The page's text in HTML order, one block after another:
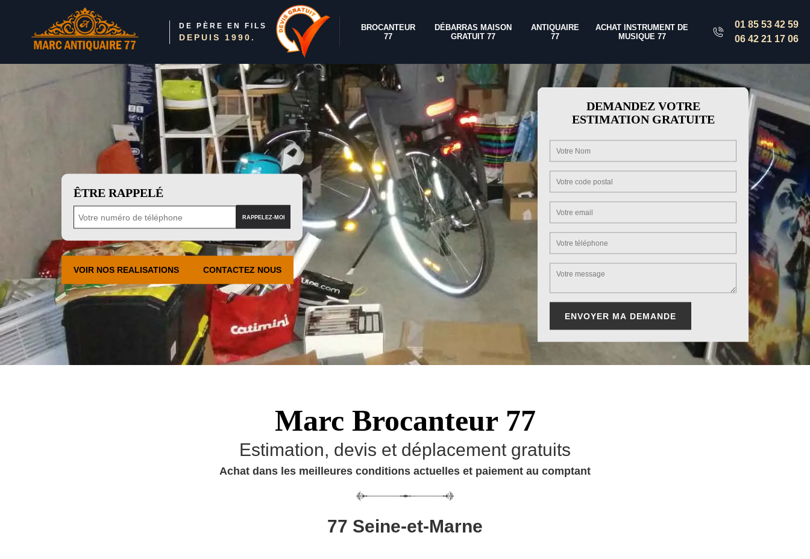
DE PÈRE EN FILS
DEPUIS 1990.
BROCANTEUR
77
DÉBARRAS MAISON
GRATUIT 77
ANTIQUAIRE
77
ACHAT INSTRUMENT DE
MUSIQUE 77
01 85 53 42 59
06 42 21 17 06
ÊTRE RAPPELÉ
VOIR NOS REALISATIONS CONTACTEZ NOUS
DEMANDEZ VOTRE
ESTIMATION GRATUITE
Marc Brocanteur 77
Estimation, devis et déplacement gratuits
Achat dans les meilleures conditions actuelles et paiement au comptant
77 Seine-et-Marne